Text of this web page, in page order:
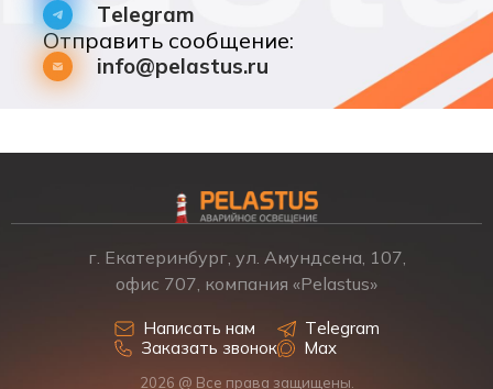
Telegram
Отправить сообщение:
info@pelastus.ru
г. Екатеринбург, ул. Амундсена, 107,
офис 707, компания «Pelastus»
Написать нам
Заказать звонок
Telegram
Max
2026 @ Все права защищены.